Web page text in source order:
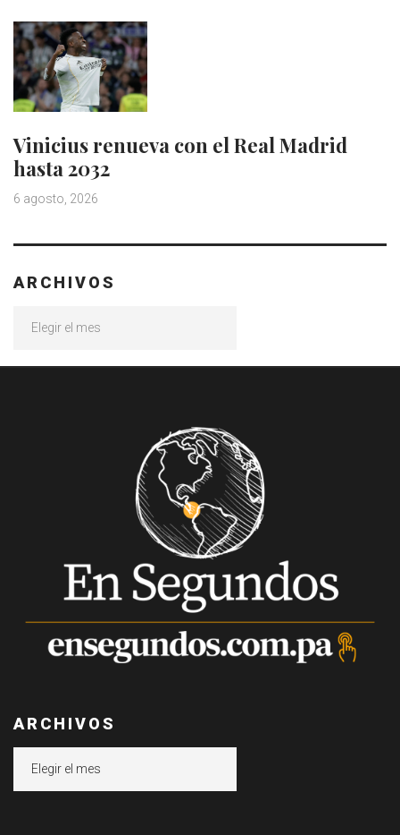
Vinicius renueva con el Real Madrid
hasta 2032
6 agosto, 2026
ARCHIVOS
ARCHIVOS